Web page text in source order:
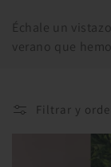
l
c
Échale un
verano que
Filtrar y